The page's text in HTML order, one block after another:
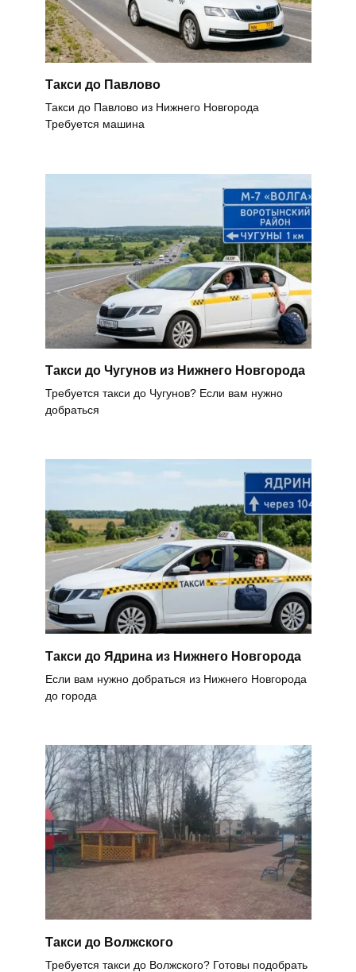
Такси до Павлово
Такси до Павлово из Нижнего Новгорода
Требуется машина
Такси до Чугунов из Нижнего Новгорода
Требуется такси до Чугунов? Если вам нужно
добраться
Такси до Ядрина из Нижнего Новгорода
Если вам нужно добраться из Нижнего Новгорода
до города
Такси до Волжского
Требуется такси до Волжского? Готовы подобрать